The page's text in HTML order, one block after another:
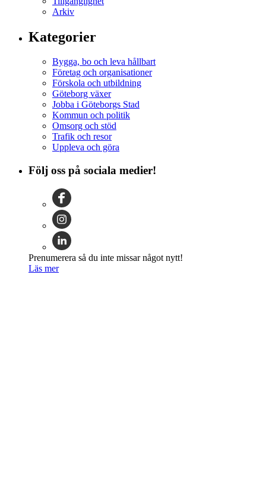
Arkiv
Kategorier
Bygga, bo och leva hållbart
Företag och organisationer
Förskola och utbildning
Göteborg växer
Jobba i Göteborgs Stad
Kommun och politik
Omsorg och stöd
Trafik och resor
Uppleva och göra
Följ oss på sociala medier!
Prenumerera så du inte missar något nytt!
Läs mer